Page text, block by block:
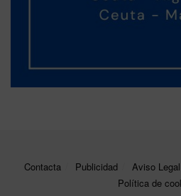
Contacta Publicidad Aviso Legal
Política de